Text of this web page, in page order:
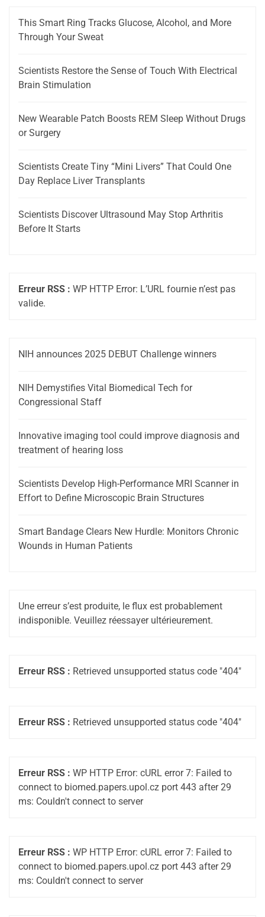
This Smart Ring Tracks Glucose, Alcohol, and More
Through Your Sweat
Scientists Restore the Sense of Touch With Electrical
Brain Stimulation
New Wearable Patch Boosts REM Sleep Without Drugs
or Surgery
Scientists Create Tiny “Mini Livers” That Could One
Day Replace Liver Transplants
Scientists Discover Ultrasound May Stop Arthritis
Before It Starts
Erreur RSS : WP HTTP Error: L’URL fournie n’est pas
valide.
NIH announces 2025 DEBUT Challenge winners
NIH Demystifies Vital Biomedical Tech for
Congressional Staff
Innovative imaging tool could improve diagnosis and
treatment of hearing loss
Scientists Develop High-Performance MRI Scanner in
Effort to Define Microscopic Brain Structures
Smart Bandage Clears New Hurdle: Monitors Chronic
Wounds in Human Patients
Une erreur s’est produite, le flux est probablement
indisponible. Veuillez réessayer ultérieurement.
Erreur RSS : Retrieved unsupported status code "404"
Erreur RSS : Retrieved unsupported status code "404"
Erreur RSS : WP HTTP Error: cURL error 7: Failed to
connect to biomed.papers.upol.cz port 443 after 29
ms: Couldn't connect to server
Erreur RSS : WP HTTP Error: cURL error 7: Failed to
connect to biomed.papers.upol.cz port 443 after 29
ms: Couldn't connect to server